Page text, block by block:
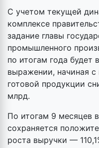
С учетом текущей
комплексе
задание главы
промышленного
по итогам года будет
выражении, начиная
готовой продукции
млрд.
По итогам 9 месяцев
сохраняется
роста выручки —